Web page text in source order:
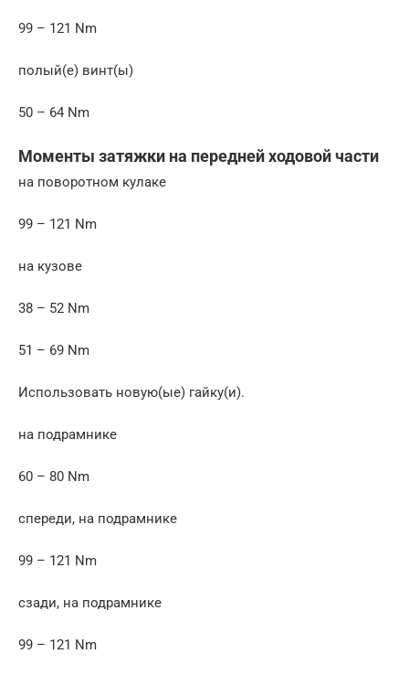
99 – 121 Nm
полый(е) винт(ы)
50 – 64 Nm
Моменты затяжки на передней ходовой части
на поворотном кулаке
99 – 121 Nm
на кузове
38 – 52 Nm
51 – 69 Nm
Использовать новую(ые) гайку(и).
на подрамнике
60 – 80 Nm
спереди, на подрамнике
99 – 121 Nm
сзади, на подрамнике
99 – 121 Nm